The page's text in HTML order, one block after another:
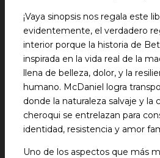
¡Vaya sinopsis nos regala este
evidentemente, el verdadero
interior porque la historia de
inspirada en la vida real de la
llena de belleza, dolor, y la
humano. McDaniel logra
donde la naturaleza salvaje y la
cheroqui se entrelazan para
identidad, resistencia y amor
Uno de los aspectos que más